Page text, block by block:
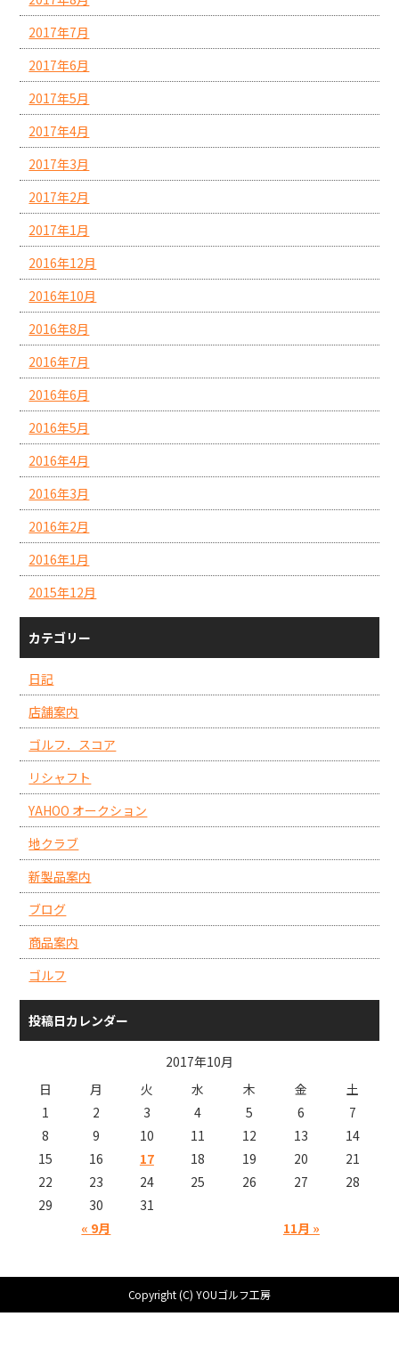
2017年7月
2017年6月
2017年5月
2017年4月
2017年3月
2017年2月
2017年1月
2016年12月
2016年10月
2016年8月
2016年7月
2016年6月
2016年5月
2016年4月
2016年3月
2016年2月
2016年1月
2015年12月
カテゴリー
日記
店舗案内
ゴルフ．スコア
リシャフト
YAHOO オークション
地クラブ
新製品案内
ブログ
商品案内
ゴルフ
投稿日カレンダー
2017年10月
日
月 火 水 木 金 土
« 9月 11月 »
1 2 3 4 5 6
7
8
9 10 11 12 13
14
15
16 17 18 19 20
21
22
23 24 25 26 27
28
29
30 31
Copyright (C) YOUゴルフ工房